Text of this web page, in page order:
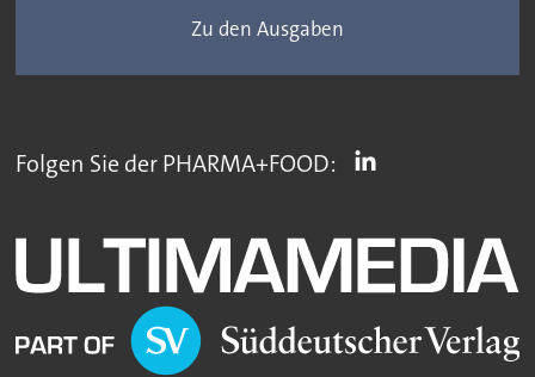
Zu den Ausgaben
Folgen Sie der PHARMA+FOOD: